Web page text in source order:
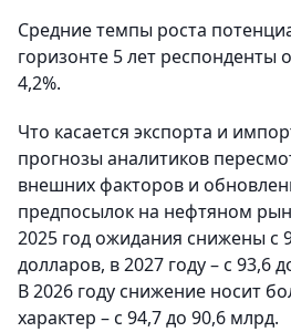
Средние темпы роста
горизонте 5 лет респонденты
4,2%.
Что касается экспорта и
прогнозы аналитиков
внешних факторов и
предпосылок на нефтяном
2025 год ожидания снижены с
долларов, в 2027 году – с 93,6
В 2026 году снижение носит
характер – с 94,7 до 90,6 млрд.